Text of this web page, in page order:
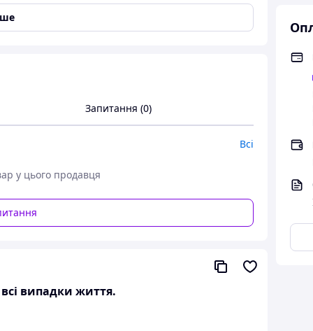
Запитання (0)
Всі
у цього продавця
випадки життя.